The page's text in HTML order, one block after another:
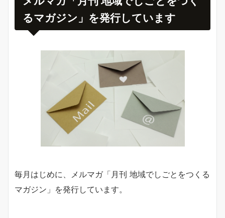
るマガジン」を発行しています
毎月はじめに、メルマガ「月刊 地域でしごとをつくる
マガジン」を発行しています。